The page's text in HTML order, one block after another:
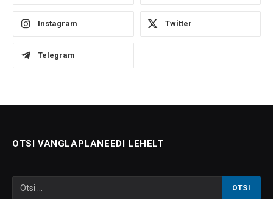
Instagram Twitter
Telegram
OTSI VANGLAPLANEEDI LEHELT